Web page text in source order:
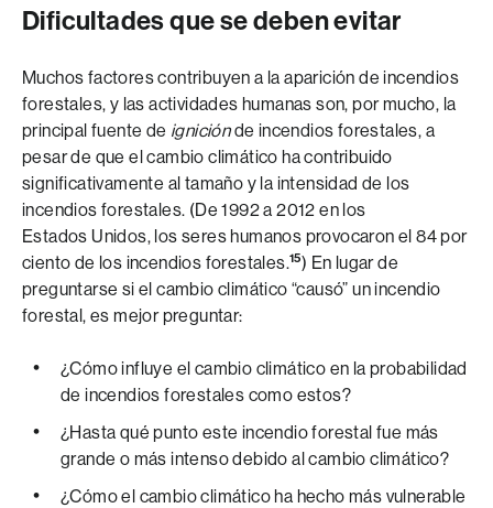
Dificultades que se deben evitar
Muchos factores contribuyen a la aparición de incendios
forestales, y las actividades humanas son, por mucho, la
principal fuente de igniciónde incendios forestales, a
pesar de que el cambio climático ha contribuido
significativamente al tamaño y la intensidad de los
incendios forestales. (De 1992 a 2012 en los
Estados Unidos, los seres humanos provocaron el 84 por
ciento de los incendios forestales.15) En lugar de
preguntarse si el cambio climático “causó” un incendio
forestal, es mejor preguntar:
¿Cómo influye el cambio climático en la probabilidad
de incendios forestales como estos?
¿Hasta qué punto este incendio forestal fue más
grande o más intenso debido al cambio climático?
¿Cómo el cambio climático ha hecho más vulnerable